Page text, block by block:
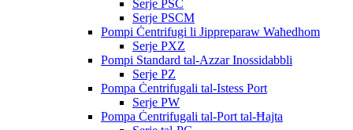
Serje PSC
Serje PSCM
Pompi Ċentrifugi li Jippreparaw Waħedhom
Serje PXZ
Pompi Standard tal-Azzar Inossidabbli
Serje PZ
Pompa Ċentrifugali tal-Istess Port
Serje PW
Pompa Ċentrifugali tal-Port tal-Ħajta